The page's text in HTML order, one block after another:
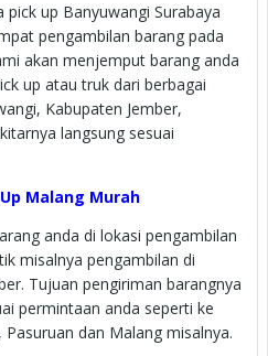
up Banyuwangi Surabaya
pengambilan barang pada
akan menjemput barang anda
up atau truk dari berbagai
Kabupaten Jember,
langsung sesuai
Malang Murah
anda di lokasi pengambilan
misalnya pengambilan di
Tujuan pengiriman barangnya
permintaan anda seperti ke
dan Malang misalnya.